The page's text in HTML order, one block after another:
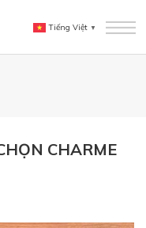
Tiếng Việt ▼
CHARME